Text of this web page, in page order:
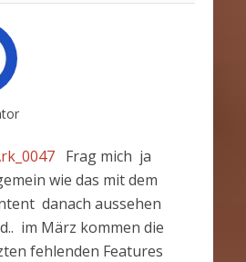
Frag mich ja
wie das mit dem
danach aussehen
im März kommen die
fehlenden Features